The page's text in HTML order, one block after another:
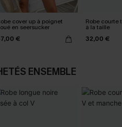
cover up à poignet
en seersucker
€
Robe courte
à la taille
32,00 €
ENSEMBLE